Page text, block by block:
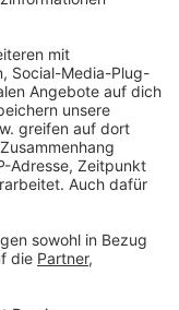
immer mehr
geforscht an
während der
ohne dass die
Erste Versuche
sei jetzt